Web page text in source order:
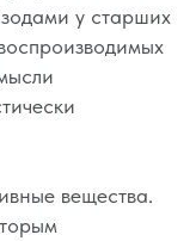
у старших
вещества.